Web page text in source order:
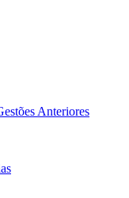
Anteriores